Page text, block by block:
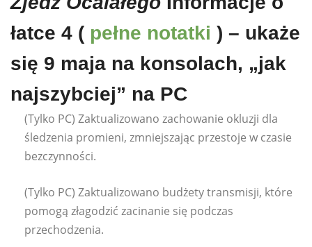
łatce 4 ( pełne notatki ) – ukaże
się 9 maja na konsolach, „jak
najszybciej” na PC
(Tylko PC) Zaktualizowano zachowanie okluzji dla
śledzenia promieni, zmniejszając przestoje w czasie
bezczynności.
(Tylko PC) Zaktualizowano budżety transmisji, które
pomogą złagodzić zacinanie się podczas
przechodzenia.